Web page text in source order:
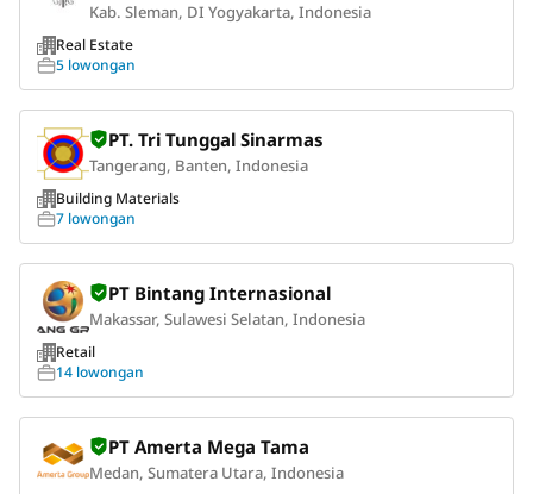
Kab. Sleman, DI Yogyakarta, Indonesia
Real Estate
5 lowongan
PT. Tri Tunggal Sinarmas
Tangerang, Banten, Indonesia
Building Materials
7 lowongan
PT Bintang Internasional
Makassar, Sulawesi Selatan, Indonesia
Retail
14 lowongan
PT Amerta Mega Tama
Medan, Sumatera Utara, Indonesia